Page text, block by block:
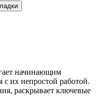
начинающим
с их непростой работой.
раскрывает ключевые